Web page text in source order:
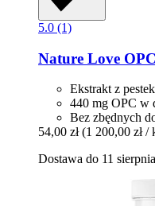
5.0 (1)
Nature Love
Ekstrakt z
440 mg OPC w
Bez zbędnych
54,00 zł (1 200,00 zł /
Dostawa do 11 sierpnia